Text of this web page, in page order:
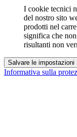
I cookie tecnici
del nostro sito
prodotti nel
significa che
risultanti non
Salvare le impostazioni
Informativa sulla